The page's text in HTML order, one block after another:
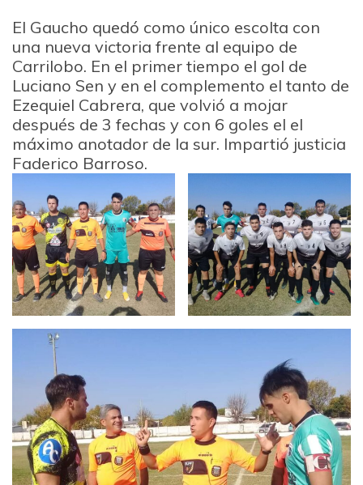
El Gaucho quedó como único escolta con
una nueva victoria frente al equipo de
Carrilobo. En el primer tiempo el gol de
Luciano Sen y en el complemento el tanto de
Ezequiel Cabrera, que volvió a mojar
después de 3 fechas y con 6 goles el el
máximo anotador de la sur. Impartió justicia
Faderico Barroso.